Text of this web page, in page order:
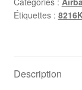
Étiquettes :
Description